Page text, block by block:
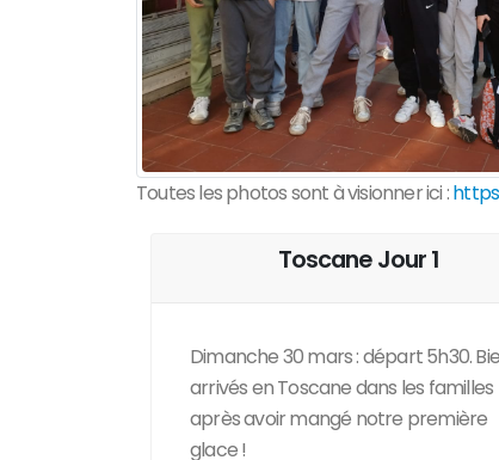
Toutes les photos sont à visionner ici :
Toscane Jour 1
Dimanche 30 mars : départ 5h30.
arrivés en Toscane dans les familles
après avoir mangé notre première
glace !